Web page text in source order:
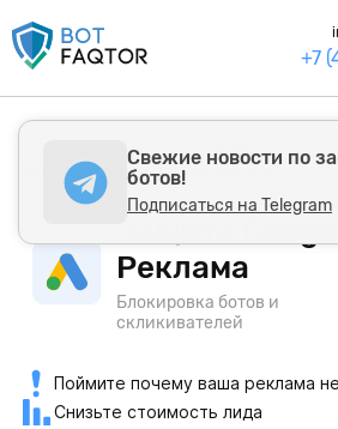
+7
Комплексная система
Защита от ботов и скликивания
Реклама
Блокировка ботов и
скликивателей
Поймите почему ваша реклама
Снизьте стоимость лида
Свежие новости по
ботов!
Подписаться на Telegram